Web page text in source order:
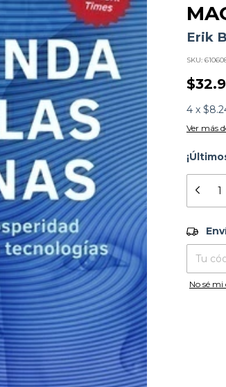
Erik
SKU:
4 x
Ver más
Envío
Entregas
No sé